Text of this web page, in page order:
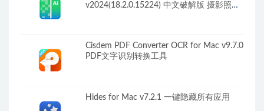
v2024(18.2.0.15224) 中文破解版 摄影照片
Cisdem PDF Converter OCR for Mac v9.7.0
PDF文字识别转换工具
Hides for Mac v7.2.1 一键隐藏所有应用